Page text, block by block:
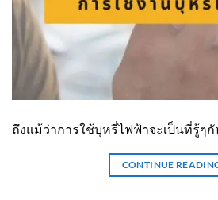
ถึงแม้ว่าการใช้บุหรี่ไฟฟ้าจะเป็นที่รู้ๆ
CONTINUE